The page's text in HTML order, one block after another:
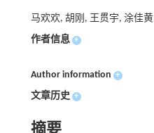
马欢欢, 胡刚, 王贯宇, 涂佳黄
作者信息 +
Author information +
文章历史 +